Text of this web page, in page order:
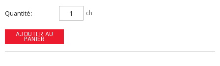
Quantité ch
AJOUTER AU
PANIER